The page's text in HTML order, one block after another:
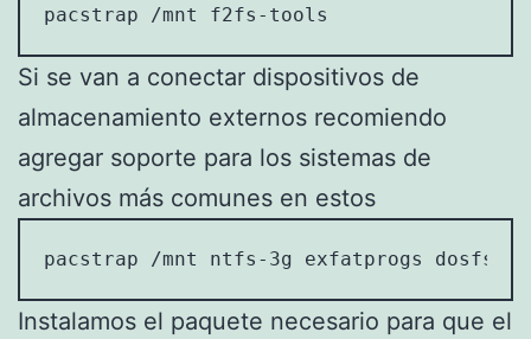
pacstrap /mnt f2fs-tools
Si se van a conectar dispositivos de
almacenamiento externos recomiendo
agregar soporte para los sistemas de
archivos más comunes en estos
pacstrap /mnt ntfs-3g exfatprogs
Instalamos el paquete necesario para que el